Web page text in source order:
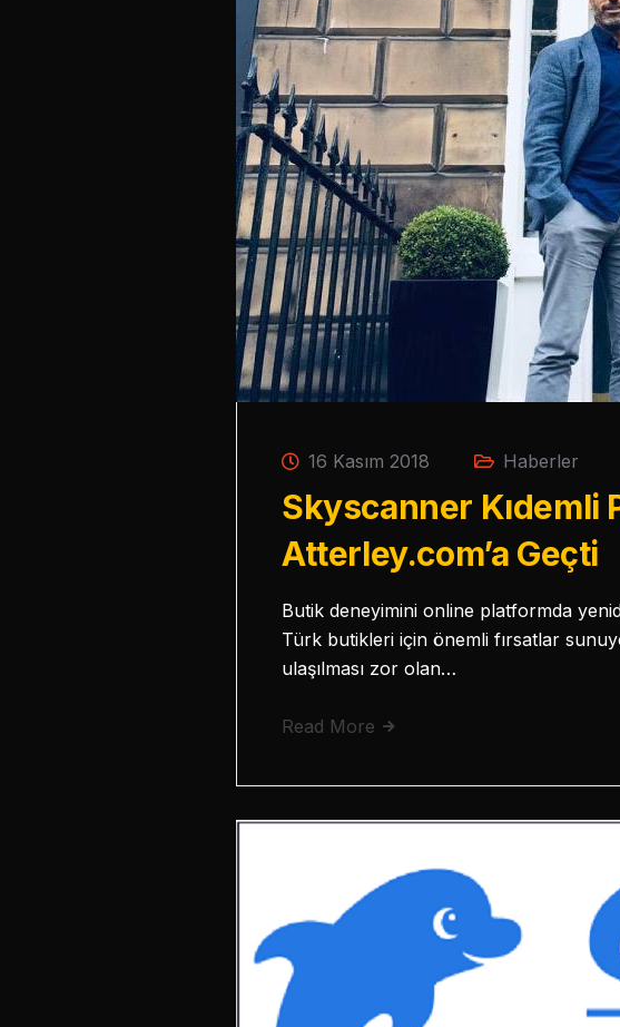
16 Kasım 2018 Haberler
Skyscanner Kıdemli
Atterley.com’a Geçti
Butik deneyimini online platformda
Türk butikleri için önemli fırsatlar
ulaşılması zor olan…
Read More